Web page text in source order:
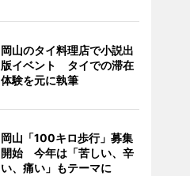
岡山のタイ料理店で小説出
版イベント タイでの滞在
体験を元に執筆
岡山「100キロ歩行」募集
開始 今年は「苦しい、辛
い、痛い」もテーマに